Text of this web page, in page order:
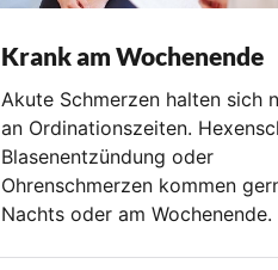
Krank am Wochenende
Akute Schmerzen halten sich
an Ordinationszeiten.
Blasenentzündung oder
Ohrenschmerzen kommen
Nachts oder am Wochenende.